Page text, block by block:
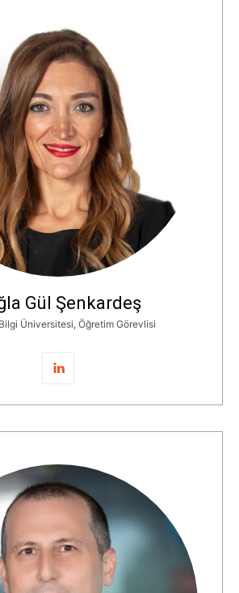
Gül Şenkardeş
Üniversitesi, Öğretim Görevlisi